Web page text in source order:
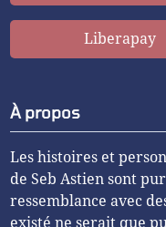
Liberapay
À propos
Les histoires et
de Seb Astien sont
ressemblance avec
existé ne serait que